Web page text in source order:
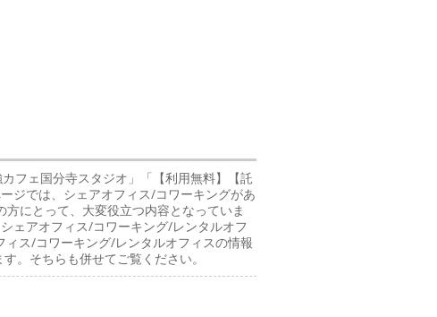
フェ国分寺スタジオ」「【利用無料】【託
ジでは、シェアオフィス/コワーキングがあ
にとって、大変役立つ内容となっていま
ェアオフィス/コワーキング/レンタルオフ
ス/コワーキング/レンタルオフィスの情報
。そちらも併せてご覧ください。